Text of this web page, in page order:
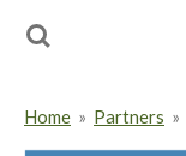
Ga
direct
deHome » Partners »